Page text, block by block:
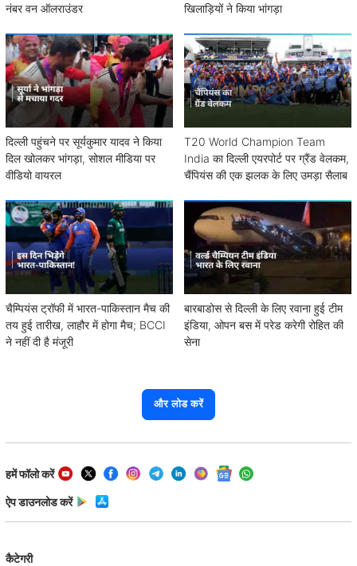
नंबर वन ऑलराउंडर
खिलाड़ियों ने किया भांगड़ा
दिल्ली पहुंचने पर सूर्यकुमार यादव ने किया
दिल खोलकर भांगड़ा, सोशल मीडिया पर
वीडियो वायरल
T20 World Champion Team
India का दिल्ली एयरपोर्ट पर ग्रैंड वेलकम,
चैंपियंस की एक झलक के लिए उमड़ा सैलाब
चैम्पियंस ट्रॉफी में भारत-पाकिस्तान मैच की
तय हुई तारीख, लाहौर में होगा मैच; BCCI
ने नहीं दी है मंजूरी
बारबाडोस से दिल्ली के लिए रवाना हुई टीम
इंडिया, ओपन बस में परेड करेगी रोहित की
सेना
और लोड करें
हमें फॉलो करें
ऐप डाउनलोड करें
कैटेगरी